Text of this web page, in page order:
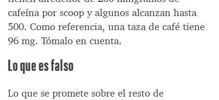
cafeína por scoop y algunos alcanzan hasta
500. Como referencia, una taza de café tiene
96 mg. Tómalo en cuenta.
Lo que es falso
Lo que se promete sobre el resto de